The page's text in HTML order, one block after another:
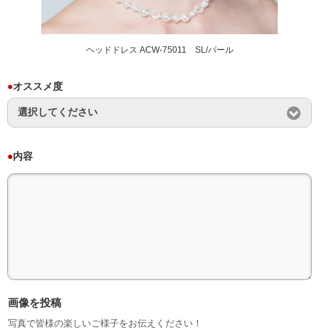
ヘッドドレス ACW-75011 SL/パール
●オススメ度
●内容
画像を投稿
写真で皆様の楽しいご様子をお伝えください！